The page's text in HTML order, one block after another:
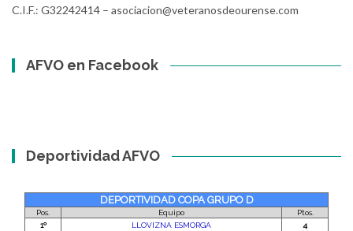
C.I.F.: G32242414 – asociacion@veteranosdeourense.com
AFVO en Facebook
Deportividad AFVO